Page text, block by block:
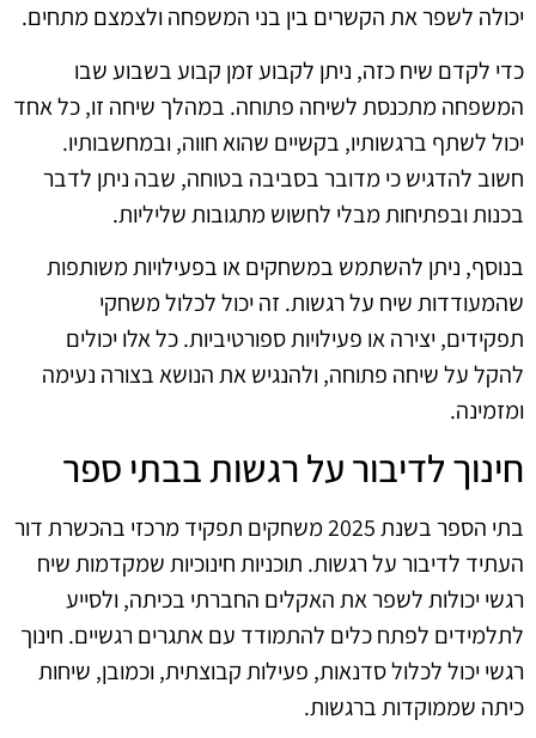
יכולה לשפר את הקשרים בין בני המשפחה ולצמצם מתחים.
כדי לקדם שיח כזה, ניתן לקבוע זמן קבוע בשבוע שבו
המשפחה מתכנסת לשיחה פתוחה. במהלך שיחה זו, כל אחד
יכול לשתף ברגשותיו, בקשיים שהוא חווה, ובמחשבותיו.
חשוב להדגיש כי מדובר בסביבה בטוחה, שבה ניתן לדבר
בכנות ובפתיחות מבלי לחשוש מתגובות שליליות.
בנוסף, ניתן להשתמש במשחקים או בפעילויות משותפות
שהמעודדות שיח על רגשות. זה יכול לכלול משחקי
תפקידים, יצירה או פעילויות ספורטיביות. כל אלו יכולים
להקל על שיחה פתוחה, ולהנגיש את הנושא בצורה נעימה
ומזמינה.
חינוך לדיבור על רגשות בבתי ספר
בתי הספר בשנת 2025 משחקים תפקיד מרכזי בהכשרת דור
העתיד לדיבור על רגשות. תוכניות חינוכיות שמקדמות שיח
רגשי יכולות לשפר את האקלים החברתי בכיתה, ולסייע
לתלמידים לפתח כלים להתמודד עם אתגרים רגשיים. חינוך
רגשי יכול לכלול סדנאות, פעילות קבוצתית, וכמובן, שיחות
כיתה שממוקדות ברגשות.